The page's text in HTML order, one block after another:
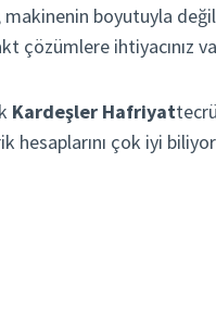
makinenin boyutuyla
çözümlere ihtiyacınız
Kardeşler Hafriyat
çok iyi